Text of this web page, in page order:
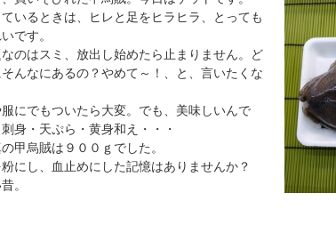
いるときは、ヒレと足をヒラヒラ、とっても
です。
なのはスミ、放出し始めたら止まりません。ど
そんなにあるの？やめて～！、と、言いたくな
にでもついたら大変。でも、美味しいんで
身・天ぷら・黄身和え・・・
甲烏賊は９００ｇでした。
粉にし、血止めにした記憶はありませんか？
。